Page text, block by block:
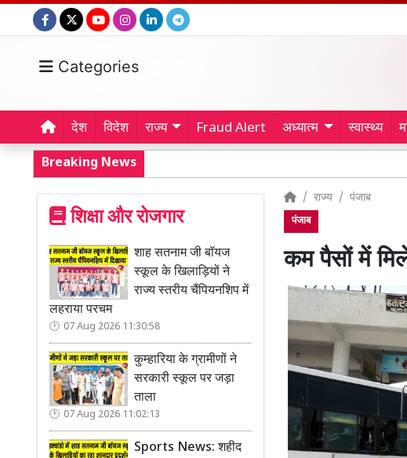
Categories
देश विदेश राज्य Fraud Alert अध्यात्म स्वास्थ्य
Breaking News
शिक्षा और रोजगार
शाह सतनाम जी बॉयज
स्कूल के खिलाड़ियों ने
राज्य स्तरीय चैंपियनशिप में
लहराया परचम
07 Aug 2026 11:30:58
कुम्हारिया के ग्रामीणों ने
सरकारी स्कूल पर जड़ा
ताला
07 Aug 2026 11:02:13
Sports News: शहीद
राज्य पंजाब
पंजाब
कम पैसों में